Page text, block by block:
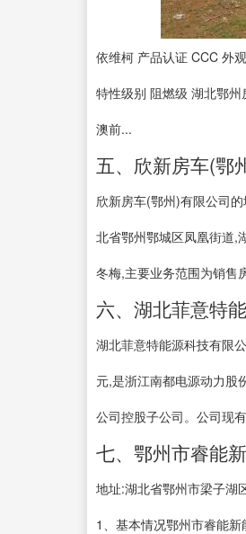
依维柯 产品认证 CCC 外
特性级别 阻燃级 湖北鄂州
澳前...
五、欣新房车(鄂
欣新房车(鄂州)有限公司
北省鄂州鄂城区凤凰街道,
冬梅,主要业务范围为销售
六、湖北菲意特
湖北菲意特能源科技有限
元,是浙江南都电源动力股
公司控股子公司。公司现
七、鄂州市睿能
地址:湖北省鄂州市梁子湖
1、基本情况鄂州市睿能